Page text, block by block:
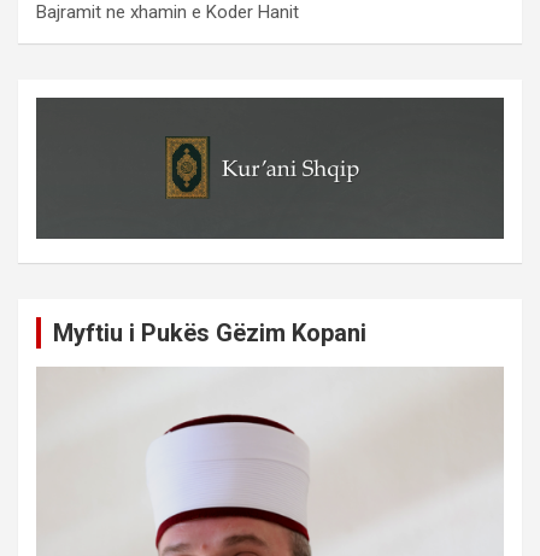
Bajramit ne xhamin e Koder Hanit
Myftiu i Pukës Gëzim Kopani